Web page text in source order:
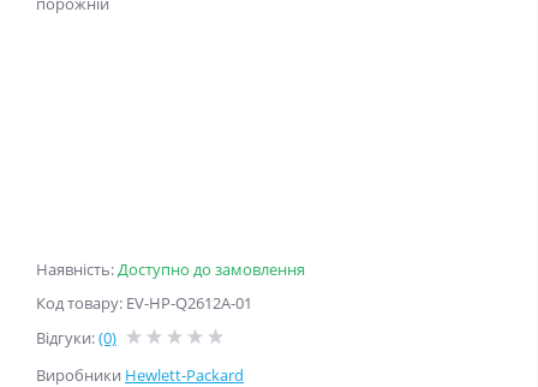
Наявність:Доступно до замовлення
Код товару: EV-HP-Q2612A-01
Відгуки:(0)
Виробники Hewlett-Packard